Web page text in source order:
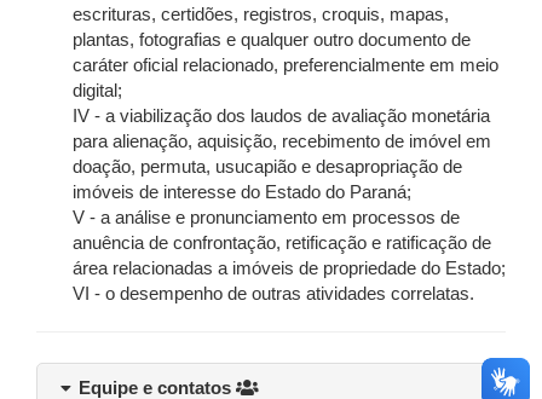
escrituras, certidões, registros, croquis, mapas,
plantas, fotografias e qualquer outro documento de
caráter oficial relacionado, preferencialmente em meio
digital;
IV - a viabilização dos laudos de avaliação monetária
para alienação, aquisição, recebimento de imóvel em
doação, permuta, usucapião e desapropriação de
imóveis de interesse do Estado do Paraná;
V - a análise e pronunciamento em processos de
anuência de confrontação, retificação e ratificação de
área relacionadas a imóveis de propriedade do Estado;
VI - o desempenho de outras atividades correlatas.
Equipe e contatos